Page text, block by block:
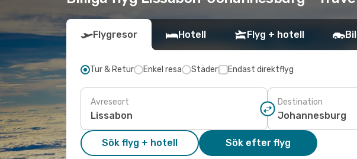
Flygresor Hotell Flyg + hotell
Tur & Retur Enkel resa Städer Endast direktflyg
Avreseort Destination
Sök flyg + hotell Sök efter flyg